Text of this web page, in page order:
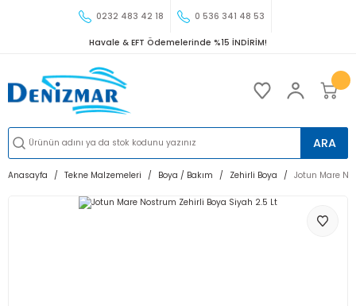
0232 483 42 18 0 536 341 48 53
Havale & EFT Ödemelerinde %15 İNDİRİM!
ARA
Anasayfa Tekne Malzemeleri Boya / Bakım Zehirli Boya Jotun Mare